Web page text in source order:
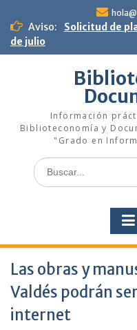
contenido
Aviso:
Solicitud de
de julio
Información
Biblioteconomía y
"Grado en
Buscar:
Las obras y
Valdés podrán
internet